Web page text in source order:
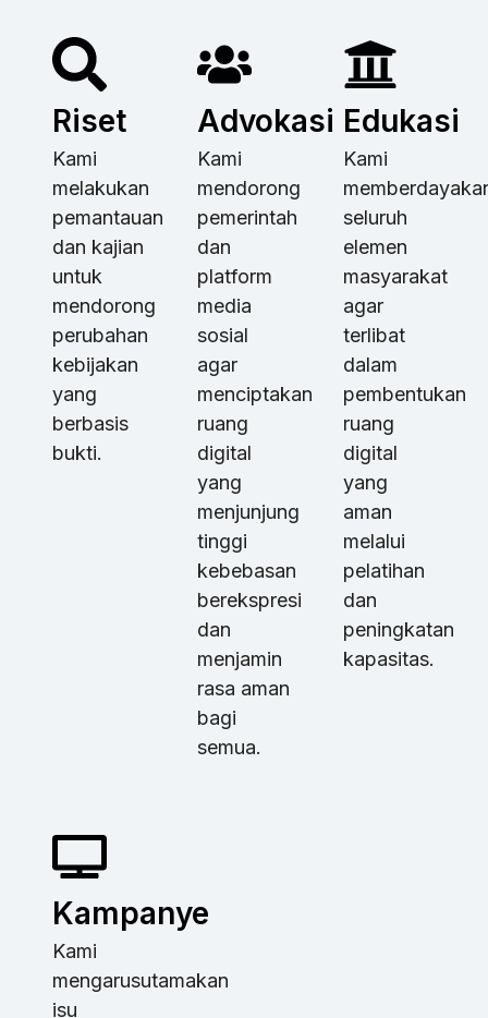
Riset
Kami
melakukan
pemantauan
dan kajian
untuk
mendorong
perubahan
kebijakan
yang
berbasis
bukti.
Advokasi
Kami
mendorong
pemerintah
dan
platform
media
sosial
agar
menciptakan
ruang
digital
yang
menjunjung
tinggi
kebebasan
berekspresi
dan
menjamin
rasa aman
bagi
semua.
Edukasi
Kami
seluruh
elemen
masyarakat
agar
terlibat
dalam
pembentukan
ruang
digital
yang
aman
melalui
pelatihan
dan
peningkatan
kapasitas.
Kampanye
Kami
mengarusutamakan
isu